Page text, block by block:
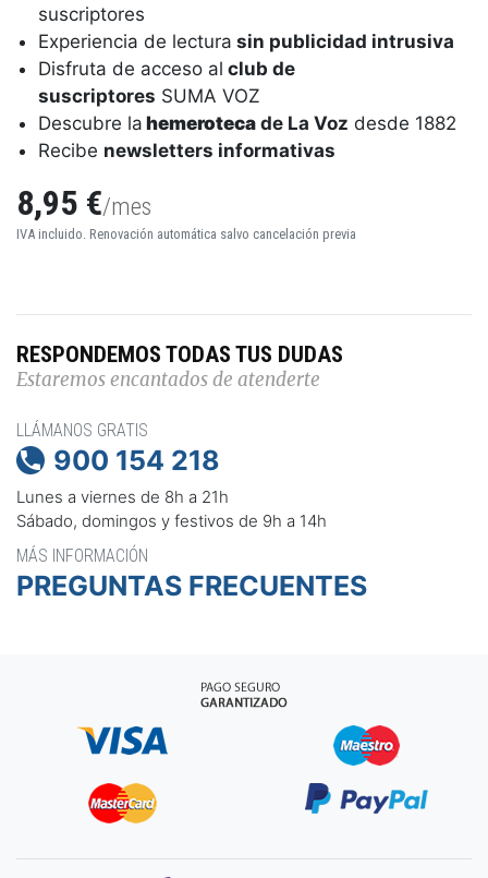
suscriptores
Experiencia de lectura sin publicidad intrusiva
Disfruta de acceso al club de
suscriptores SUMA VOZ
Descubre la hemeroteca de La Voz desde 1882
Recibe newsletters informativas
8,95 €/mes
IVA incluido. Renovación automática salvo cancelación previa
RESPONDEMOS TODAS TUS DUDAS
Estaremos encantados de atenderte
LLÁMANOS GRATIS
 900 154 218
Lunes a viernes de 8h a 21h
Sábado, domingos y festivos de 9h a 14h
MÁS INFORMACIÓN
PREGUNTAS FRECUENTES